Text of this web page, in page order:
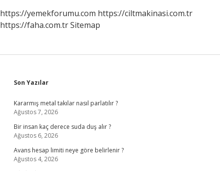
https://yemekforumu.com https://ciltmakinasi.com.tr
https://faha.com.trSitemap
Sidebar
Son Yazılar
Kararmış metal takılar nasıl parlatılır ?
Ağustos 7, 2026
Bir insan kaç derece suda duş alır ?
Ağustos 6, 2026
Avans hesap limiti neye göre belirlenir ?
Ağustos 4, 2026